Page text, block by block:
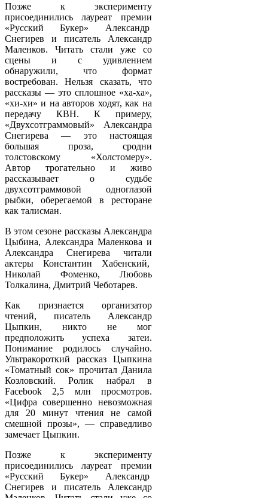
Позже к эксперименту
присоединились лауреат премии
«Русский Букер» Александр
Снегирев и писатель Александр
Маленков. Читать стали уже со
сцены и с удивлением
обнаружили, что формат
востребован. Нельзя сказать, что
рассказы — это сплошное «ха-ха»,
«хи-хи» и на авторов ходят, как на
передачу КВН. К примеру,
«Двухсотграммовый» Александра
Снегирева — это настоящая
большая проза, сродни
толстовскому «Холстомеру».
Автор трогательно и живо
рассказывает о судьбе
двухсотграммовой одноглазой
рыбки, оберегаемой в ресторане
как талисман.
В этом сезоне рассказы Александра
Цыбина, Александра Маленкова и
Александра Снегирева читали
актеры Константин Хабенский,
Николай Фоменко, Любовь
Толкалина, Дмитрий Чеботарев.
Как признается организатор
чтений, писатель Александр
Цыпкин, никто не мог
предположить успеха затеи.
Понимание родилось случайно.
Ультракороткий рассказ Цыпкина
«Томатный сок» прочитал Данила
Козловский. Ролик набрал в
Faсebook 2,5 млн просмотров.
«Цифра совершенно невозможная
для 20 минут чтения не самой
смешной прозы», — справедливо
замечает Цыпкин.
Позже к эксперименту
присоединились лауреат премии
«Русский Букер» Александр
Снегирев и писатель Александр